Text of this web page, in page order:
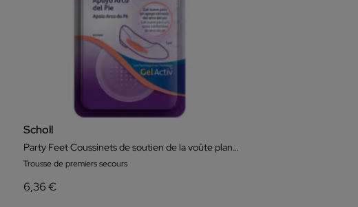
Scholl
Party Feet Coussinets de soutien de la voûte plantaire
Trousse de premiers secours
6,36 €